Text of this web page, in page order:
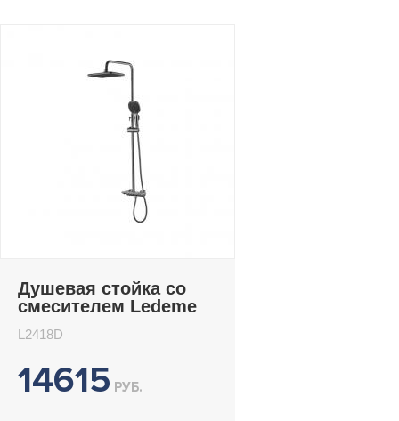
Душевая стойка со
смесителем Ledeme
L2418D
14615 РУБ.